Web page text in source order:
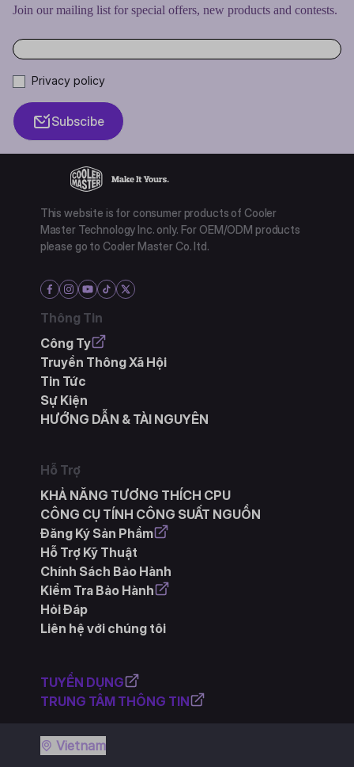
Join our mailing list for special offers, new products and contests.
Privacy policy
Subscibe
This website is for consumer products of Cooler
Master Technology Inc. only. For OEM/ODM products
please go to Cooler Master Co. ltd.
Thông Tin
Công Ty
Truyền Thông Xã Hội
Tin Tức
Sự Kiện
HƯỚNG DẪN & TÀI NGUYÊN
Hỗ Trợ
KHẢ NĂNG TƯƠNG THÍCH CPU
CÔNG CỤ TÍNH CÔNG SUẤT NGUỒN
Đăng Ký Sản Phẩm
Hỗ Trợ Kỹ Thuật
Chính Sách Bảo Hành
Kiểm Tra Bảo Hành
Hỏi Đáp
Liên hệ với chúng tôi
TUYỂN DỤNG
TRUNG TÂM THÔNG TIN
Vietnam